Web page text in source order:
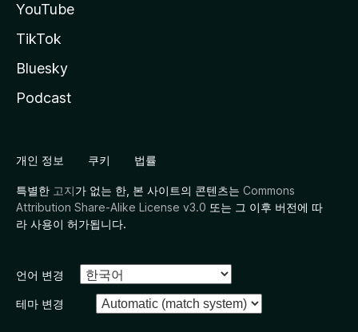
YouTube
TikTok
Bluesky
Podcast
개인 정보 쿠키 법률
특별한 고지가 없는 한, 본 사이트의 콘텐츠는 Commons
Attribution Share-Alike License v3.0 또는 그 이후 버전에 따
라 사용이 허가됩니다.
언어 변경
테마 변경